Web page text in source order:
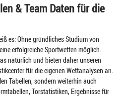
& Team Daten für die
es: Ohne gründliches Studium von
erfolgreiche Sportwetten möglich.
natürlich und bieten daher unseren
für die eigenen Wettanalysen an.
Tabellen, sondern weiterhin auch
Torstatistiken, Ergebnisse für